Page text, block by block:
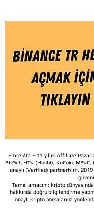
Emre Ata – 11 yıllık Affiliate
BitGet, HTX (Huobi), KuCoin, MEXC,
onaylı (Verified) partneriyim. 2019
Temel amacım; kripto
hakkında doğru bilgilendirme
onaylı kripto borsalarına